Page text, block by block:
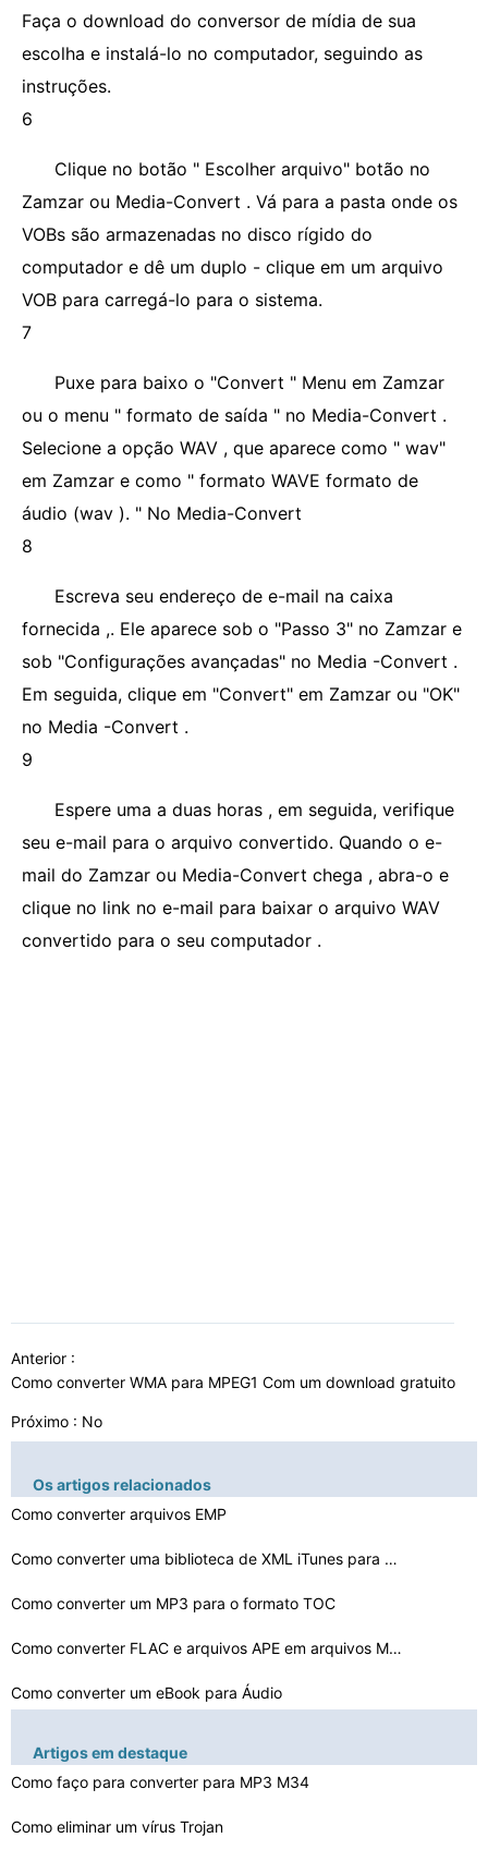
Faça o download do conversor de mídia de sua
escolha e instalá-lo no computador, seguindo as
instruções.
6
Clique no botão " Escolher arquivo" botão no
Zamzar ou Media-Convert . Vá para a pasta onde os
VOBs são armazenadas no disco rígido do
computador e dê um duplo - clique em um arquivo
VOB para carregá-lo para o sistema.
7
Puxe para baixo o "Convert " Menu em Zamzar
ou o menu " formato de saída " no Media-Convert .
Selecione a opção WAV , que aparece como " wav"
em Zamzar e como " formato WAVE formato de
áudio (wav ). " No Media-Convert
8
Escreva seu endereço de e-mail na caixa
fornecida ,. Ele aparece sob o "Passo 3" no Zamzar e
sob "Configurações avançadas" no Media -Convert .
Em seguida, clique em "Convert" em Zamzar ou "OK"
no Media -Convert .
9
Espere uma a duas horas , em seguida, verifique
seu e-mail para o arquivo convertido. Quando o e-
mail do Zamzar ou Media-Convert chega , abra-o e
clique no link no e-mail para baixar o arquivo WAV
convertido para o seu computador .
Anterior :
Como converter WMA para MPEG1 Com um download gratuito
Próximo : No
Os artigos relacionados
Como converter arquivos EMP
Como converter uma biblioteca de XML iTunes para um M3U…
Como converter um MP3 para o formato TOC
Como converter FLAC e arquivos APE em arquivos MP3
Como converter um eBook para Áudio
Como converter de ATA para AHCI
Como converter WMV para M4V para Grátis
Artigos em destaque
Como faço para converter para MP3 M34
Como eliminar um vírus Trojan